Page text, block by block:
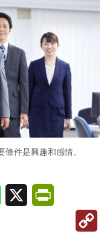
件是興趣和感情。
Line X